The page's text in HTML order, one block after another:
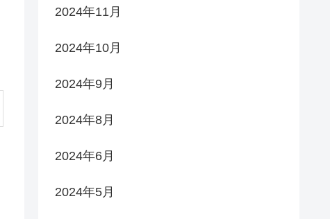
2024年11月
2024年10月
2024年9月
2024年8月
2024年6月
2024年5月